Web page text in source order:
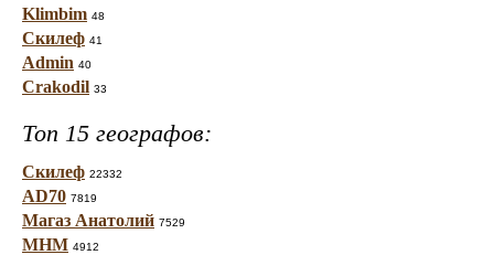
Klimbim 48
Скилеф 41
Admin 40
Crakodil 33
Топ 15 географов:
Скилеф 22332
AD70 7819
Магаз Анатолий 7529
МНМ 4912